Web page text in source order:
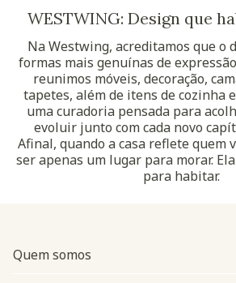
WESTWING: Design que
Na Westwing, acreditamos que o
formas mais genuínas de
reunimos móveis, decoração,
tapetes, além de itens de cozinha
uma curadoria pensada para
evoluir junto com cada novo
Afinal, quando a casa reflete quem
ser apenas um lugar para morar.
para habitar.
Quem somos